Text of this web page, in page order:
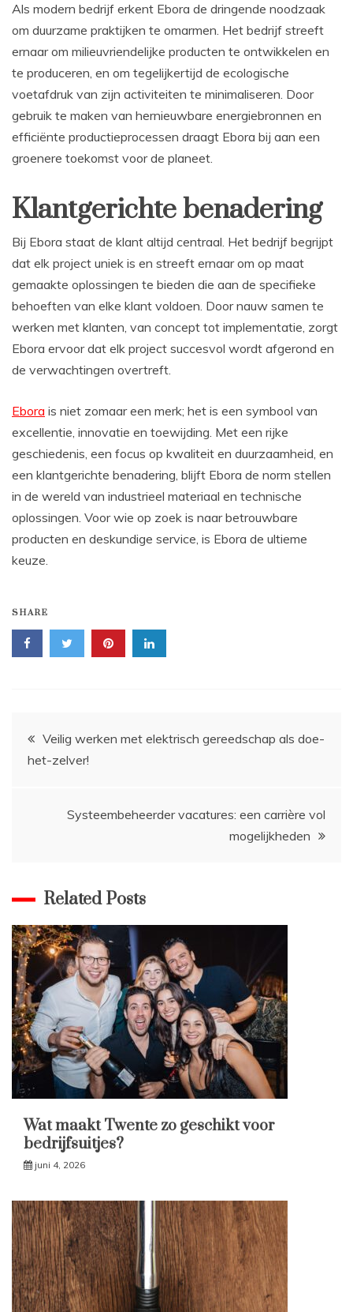
Als modern bedrijf erkent Ebora de dringende noodzaak
om duurzame praktijken te omarmen. Het bedrijf streeft
ernaar om milieuvriendelijke producten te ontwikkelen en
te produceren, en om tegelijkertijd de ecologische
voetafdruk van zijn activiteiten te minimaliseren. Door
gebruik te maken van hernieuwbare energiebronnen en
efficiënte productieprocessen draagt Ebora bij aan een
groenere toekomst voor de planeet.
Klantgerichte benadering
Bij Ebora staat de klant altijd centraal. Het bedrijf begrijpt
dat elk project uniek is en streeft ernaar om op maat
gemaakte oplossingen te bieden die aan de specifieke
behoeften van elke klant voldoen. Door nauw samen te
werken met klanten, van concept tot implementatie, zorgt
Ebora ervoor dat elk project succesvol wordt afgerond en
de verwachtingen overtreft.
Ebora is niet zomaar een merk; het is een symbool van
excellentie, innovatie en toewijding. Met een rijke
geschiedenis, een focus op kwaliteit en duurzaamheid, en
een klantgerichte benadering, blijft Ebora de norm stellen
in de wereld van industrieel materiaal en technische
oplossingen. Voor wie op zoek is naar betrouwbare
producten en deskundige service, is Ebora de ultieme
keuze.
SHARE
Bericht
navigatie
Veilig werken met elektrisch gereedschap als doe-
het-zelver!
Systeembeheerder vacatures: een carrière vol
mogelijkheden
Related Posts
Wat maakt Twente zo geschikt voor
bedrijfsuitjes?
juni 4, 2026